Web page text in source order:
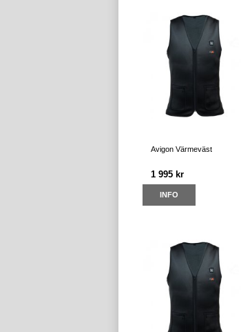
Avigon Värmeväst
1 995 kr
INFO